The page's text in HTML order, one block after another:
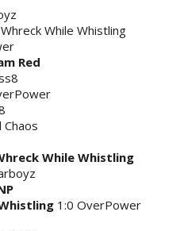
While Whistling
Red
Chaos
While Whistling
1:0 OverPower